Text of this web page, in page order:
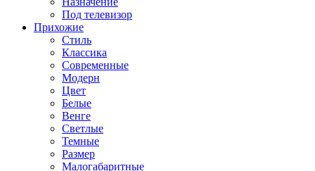
Под телевизор
Прихожие
Стиль
Классика
Современные
Модерн
Цвет
Белые
Венге
Светлые
Темные
Размер
Малогабаритные